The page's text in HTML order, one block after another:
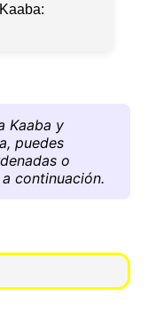
Kaaba y
puedes
o
continuación.